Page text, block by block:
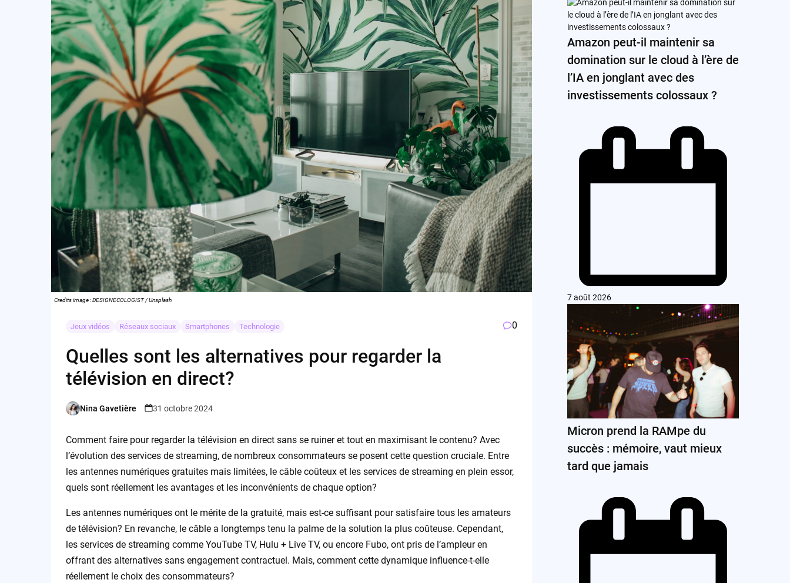
Credits image : DESIGNECOLOGIST / Unsplash
Jeux vidéos Réseaux sociaux Smartphones Technologie 0
Quelles sont les alternatives pour regarder la
télévision en direct?
Posted
Nina Gavetière 31 octobre 2024
Comment faire pour regarder la télévision en direct sans se ruiner et tout en maximisant le contenu? Avec
l’évolution des services de streaming, de nombreux consommateurs se posent cette question cruciale. Entre
les antennes numériques gratuites mais limitées, le câble coûteux et les services de streaming en plein essor,
quels sont réellement les avantages et les inconvénients de chaque option?
Les antennes numériques ont le mérite de la gratuité, mais est-ce suffisant pour satisfaire tous les amateurs
de télévision? En revanche, le câble a longtemps tenu la palme de la solution la plus coûteuse. Cependant,
les services de streaming comme YouTube TV, Hulu + Live TV, ou encore Fubo, ont pris de l’ampleur en
offrant des alternatives sans engagement contractuel. Mais, comment cette dynamique influence-t-elle
réellement le choix des consommateurs?
Amazon peut-il maintenir sa
domination sur le cloud à l’ère de
l’IA en jonglant avec des
investissements colossaux ?
7 août 2026
Micron prend la RAMpe du
succès : mémoire, vaut mieux
tard que jamais